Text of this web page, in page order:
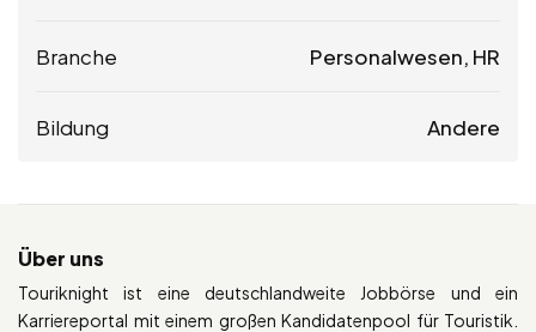
Branche Personalwesen, HR
Bildung Andere
Über uns
Touriknight ist eine deutschlandweite Jobbörse und ein
Karriereportal mit einem großen Kandidatenpool für Touristik.